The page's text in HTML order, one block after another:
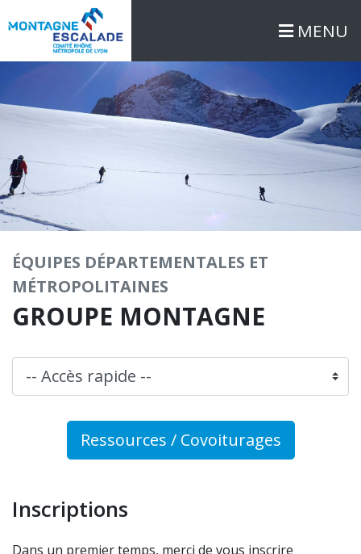
MENU
ÉQUIPES DÉPARTEMENTALES ET
MÉTROPOLITAINES
GROUPE MONTAGNE
Ressources / Covoiturages
Inscriptions
Dans un premier temps, merci de vous inscrire